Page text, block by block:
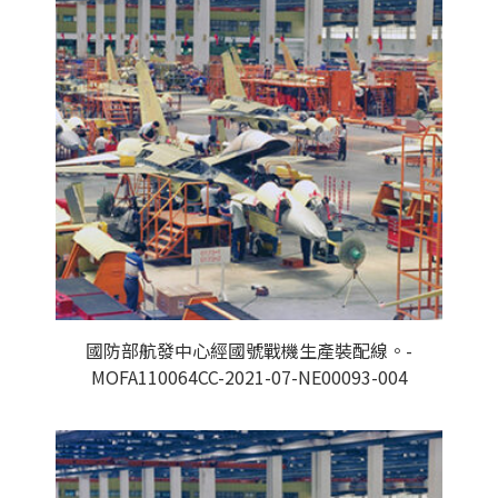
國防部航發中心經國號戰機生產裝配線。-
MOFA110064CC-2021-07-NE00093-004